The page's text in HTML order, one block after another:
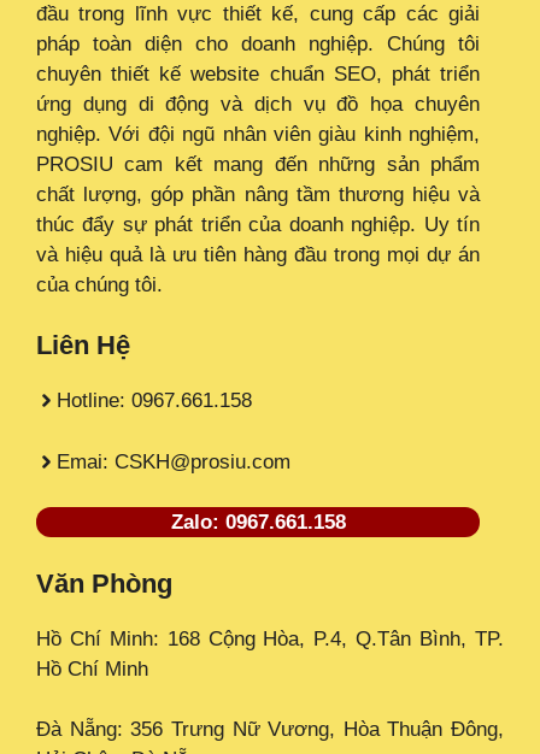
đầu trong lĩnh vực thiết kế, cung cấp các giải
pháp toàn diện cho doanh nghiệp. Chúng tôi
chuyên thiết kế website chuẩn SEO, phát triển
ứng dụng di động và dịch vụ đồ họa chuyên
nghiệp. Với đội ngũ nhân viên giàu kinh nghiệm,
PROSIU cam kết mang đến những sản phẩm
chất lượng, góp phần nâng tầm thương hiệu và
thúc đẩy sự phát triển của doanh nghiệp. Uy tín
và hiệu quả là ưu tiên hàng đầu trong mọi dự án
của chúng tôi.
Liên Hệ
Hotline: 0967.661.158
Emai: CSKH@prosiu.com
Zalo: 0967.661.158
Văn Phòng
Hồ Chí Minh: 168 Cộng Hòa, P.4, Q.Tân Bình, TP.
Hồ Chí Minh
Đà Nẵng: 356 Trưng Nữ Vương, Hòa Thuận Đông,